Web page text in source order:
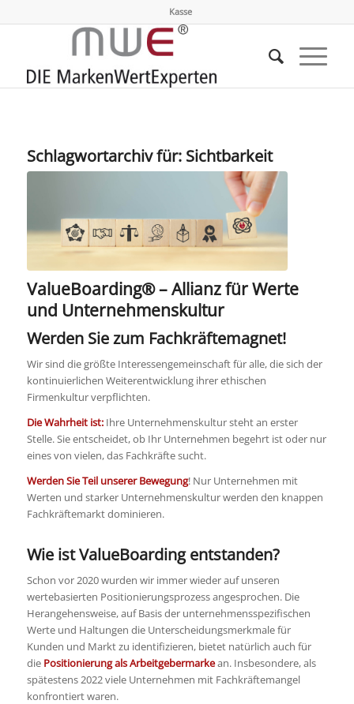
Kasse
Schlagwortarchiv für: Sichtbarkeit
ValueBoarding® – Allianz für Werte
und Unternehmenskultur
Werden Sie zum Fachkräftemagnet!
Wir sind die größte Interessengemeinschaft für alle, die sich der
kontinuierlichen Weiterentwicklung ihrer ethischen
Firmenkultur verpflichten.
Die Wahrheit ist:Ihre Unternehmenskultur steht an erster
Stelle. Sie entscheidet, ob Ihr Unternehmen begehrt ist oder nur
eines von vielen, das Fachkräfte sucht.
Werden Sie Teil unserer Bewegung! Nur Unternehmen mit
Werten und starker Unternehmenskultur werden den knappen
Fachkräftemarkt dominieren.
Wie ist ValueBoarding entstanden?
Schon vor 2020 wurden wir immer wieder auf unseren
wertebasierten Positionierungsprozess angesprochen. Die
Herangehensweise, auf Basis der unternehmensspezifischen
Werte und Haltungen die Unterscheidungsmerkmale für
Kunden und Markt zu identifizieren, bietet natürlich auch für
die Positionierung als Arbeitgebermarkean. Insbesondere, als
spätestens 2022 viele Unternehmen mit Fachkräftemangel
konfrontiert waren.